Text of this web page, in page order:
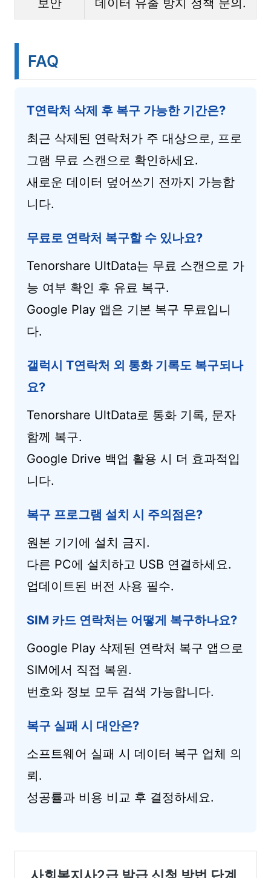
보안 데이터 유출 방지 정책 문의.
FAQ
T연락처 삭제 후 복구 가능한 기간은?
최근 삭제된 연락처가 주 대상으로, 프로
그램 무료 스캔으로 확인하세요.
새로운 데이터 덮어쓰기 전까지 가능합
니다.
무료로 연락처 복구할 수 있나요?
Tenorshare UltData는 무료 스캔으로 가
능 여부 확인 후 유료 복구.
Google Play 앱은 기본 복구 무료입니
다.
갤럭시 T연락처 외 통화 기록도 복구되나
요?
Tenorshare UltData로 통화 기록, 문자
함께 복구.
Google Drive 백업 활용 시 더 효과적입
니다.
복구 프로그램 설치 시 주의점은?
원본 기기에 설치 금지.
다른 PC에 설치하고 USB 연결하세요.
업데이트된 버전 사용 필수.
SIM 카드 연락처는 어떻게 복구하나요?
Google Play 삭제된 연락처 복구 앱으로
SIM에서 직접 복원.
번호와 정보 모두 검색 가능합니다.
복구 실패 시 대안은?
소프트웨어 실패 시 데이터 복구 업체 의
뢰.
성공률과 비용 비교 후 결정하세요.